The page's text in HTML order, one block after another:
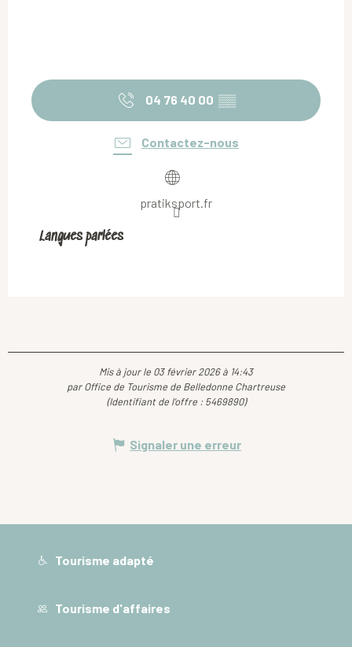
04 76 40 00 ▒▒
Contactez-nous
pratiksport.fr
Langues parlées
Langues parlées
Mis à jour le 03 février 2026 à 14:43
par Office de Tourisme de Belledonne Chartreuse
(Identifiant de l'offre : 5469890)
Signaler une erreur
Tourisme adapté
Tourisme d'affaires